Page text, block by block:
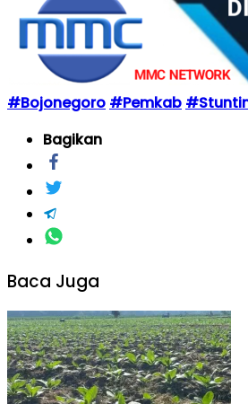
#Bojonegoro #Pemkab
Bagikan
Baca Juga